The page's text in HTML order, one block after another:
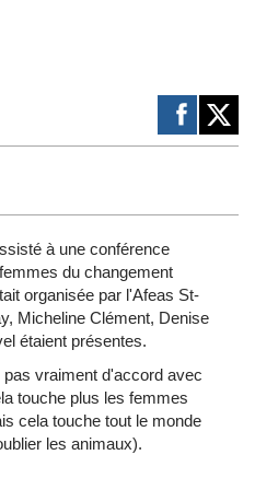
à une conférence
du changement
organisée par l'Afeas St-
Micheline Clément, Denise
étaient présentes.
vraiment d'accord avec
touche plus les femmes
cela touche tout le monde
les animaux).